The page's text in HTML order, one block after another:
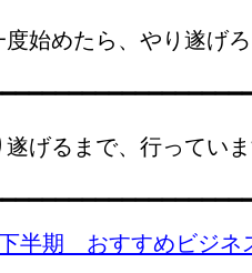
たら、やり遂げろ
るまで、行っていま
半期 おすすめビジネ